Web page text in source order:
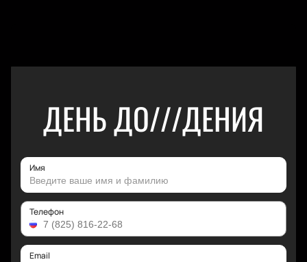
ДЕНЬ ДО///ДЕНИЯ
Имя
Телефон
Email